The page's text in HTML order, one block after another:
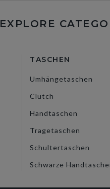
EXPLORE
TASCHEN
Umhängetaschen
Clutch
Handtaschen
Tragetaschen
Schultertaschen
Schwarze